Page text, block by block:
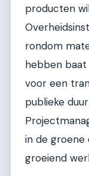
producten
rondom
hebben
voor een
publieke
in de groene
groeiend